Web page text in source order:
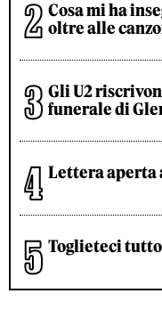
Cosa mi ha
oltre alle
Gli U2
funerale di
Lettera aperta
Toglieteci